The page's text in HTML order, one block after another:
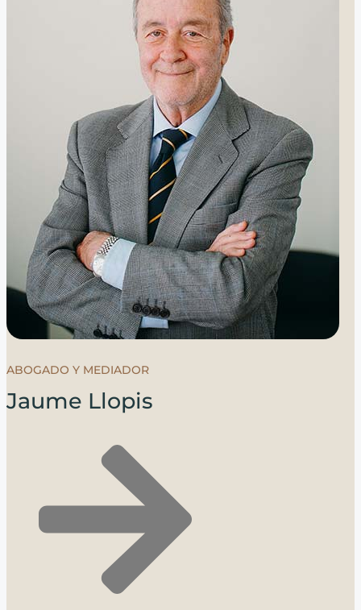
ABOGADO Y MEDIADOR
Jaume Llopis